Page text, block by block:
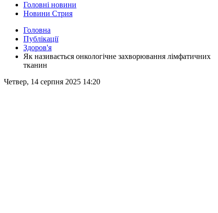
Головні новини
Новини Стрия
Головна
Публікації
Здоров'я
Як називається онкологічне захворювання лімфатичних
тканин
Четвер, 14 серпня 2025 14:20